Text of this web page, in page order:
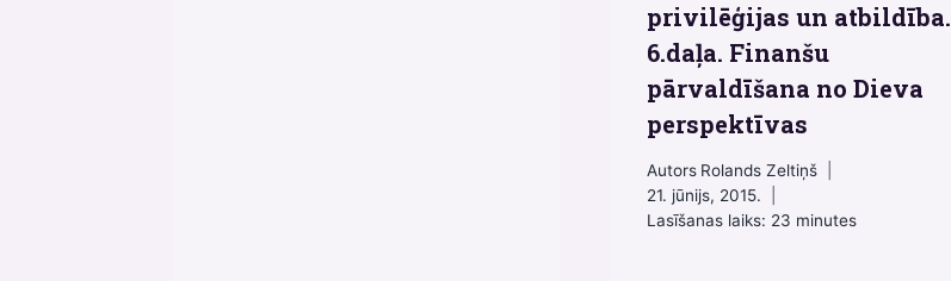
privilēģijas un atbildība.
6.daļa. Finanšu
pārvaldīšana no Dieva
perspektīvas
Autors Rolands Zeltiņš
21. jūnijs, 2015.
Lasīšanas laiks: 23 minutes